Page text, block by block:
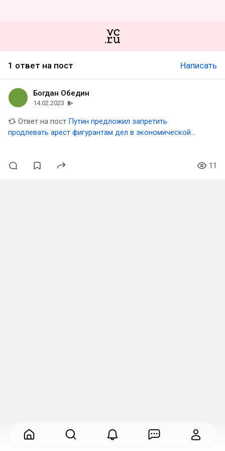
1 ответ на пост Написать
Богдан Обедин
14.02.2023
Ответ на пост Путин предложил запретить
продлевать арест фигурантам дел в экономической
11